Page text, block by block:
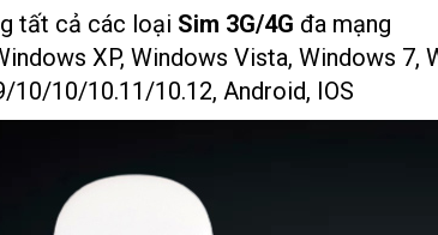
tất cả các loại Sim 3G/4G đa mạng
XP, Windows Vista, Windows 7,
10/10/10.11/10.12, Android, IOS